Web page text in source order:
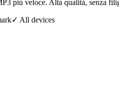
più veloce. Alta qualità, senza
✓ All devices